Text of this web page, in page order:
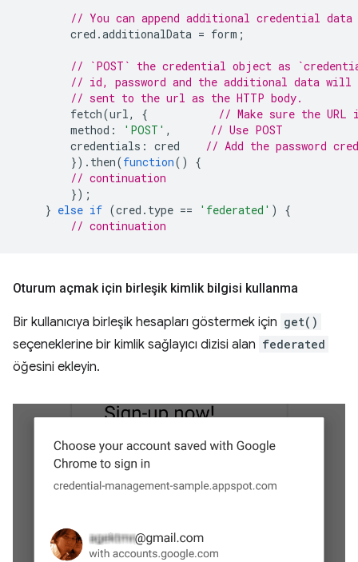
// You can append additional credential
cred .additionalData = form ;
// `POST` the credential object as
// id, password and the additional data will
// sent to the url as the HTTP body.
fetch(url, {
// Make sure the URL
method : 'POST' ,
// Use POST
credentials : cred
// Add the password
}). then(function()
{
// continuation
});
} else if (cred . type == 'federated' )
{
// continuation
Oturum açmak için birleşik kimlik bilgisi kullanma
Bir kullanıcıya birleşik hesapları göstermek için get()
seçeneklerine bir kimlik sağlayıcı dizisi alan federated
öğesini ekleyin.